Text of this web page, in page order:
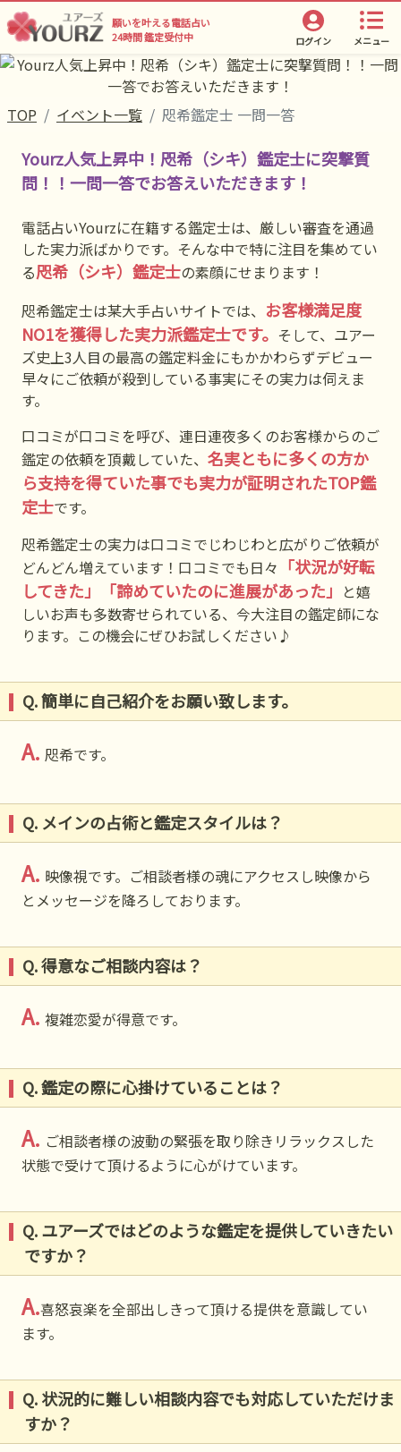
メニュー
願いを叶える電話占い
24時間 鑑定受付中
ログイン
TOP イベント一覧 咫希鑑定士 一問一答
Yourz人気上昇中！咫希（シキ）鑑定士に突撃質
問！！一問一答でお答えいただきます！
電話占いYourzに在籍する鑑定士は、厳しい審査を通過
した実力派ばかりです。そんな中で特に注目を集めてい
る咫希（シキ）鑑定士の素顔にせまります！
咫希鑑定士は某大手占いサイトでは、 お客様満足度
NO1を獲得した実力派鑑定士です。 そして、ユアー
ズ史上3人目の最高の鑑定料金にもかかわらずデビュー
早々にご依頼が殺到している事実にその実力は伺えま
す。
口コミが口コミを呼び、連日連夜多くのお客様からのご
鑑定の依頼を頂戴していた、 名実ともに多くの方か
ら支持を得ていた事でも実力が証明されたTOP鑑
定士です。
咫希鑑定士の実力は口コミでじわじわと広がりご依頼が
どんどん増えています！口コミでも日々 「状況が好転
してきた」「諦めていたのに進展があった」 と嬉
しいお声も多数寄せられている、今大注目の鑑定師にな
ります。この機会にぜひお試しください♪
Q. 簡単に自己紹介をお願い致します。
A. 咫希です。
Q. メインの占術と鑑定スタイルは？
A. 映像視です。ご相談者様の魂にアクセスし映像から
とメッセージを降ろしております。
Q. 得意なご相談内容は？
A. 複雑恋愛が得意です。
Q. 鑑定の際に心掛けていることは？
A. ご相談者様の波動の緊張を取り除きリラックスした
状態で受けて頂けるように心がけています。
Q. ユアーズではどのような鑑定を提供していきたい
ですか？
A.喜怒哀楽を全部出しきって頂ける提供を意識してい
ます。
Q. 状況的に難しい相談内容でも対応していただけま
すか？